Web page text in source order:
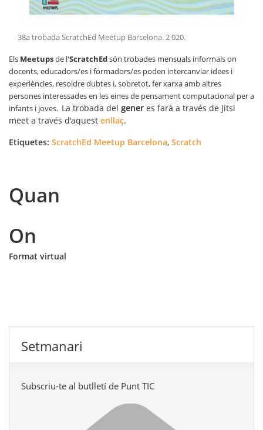
38a trobada ScratchEd Meetup Barcelona.2 020.
Els Meetupsde l'ScratchEdsón trobades mensuals informals on
docents, educadors/es i formadors/es poden intercanviar idees i
experiències, resoldre dubtes i, sobretot, fer xarxa amb altres
persones interessades en les eines de pensament computacional per a
infants i joves. La trobada del gener es farà a través de Jitsi
meet a través d'aquest enllaç.
Etiquetes: ScratchEd Meetup Barcelona, Scratch
Quan
On
Format virtual
Setmanari
Subscriu-te al butlletí de Punt TIC